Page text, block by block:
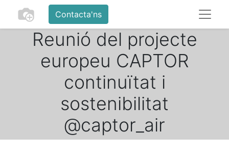
Contacta'ns
Reunió del projecte
europeu CAPTOR
continuïtat i
sostenibilitat
@captor_air